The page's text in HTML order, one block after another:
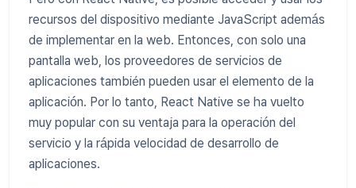
recursos del dispositivo mediante JavaScript además
de implementar en la web. Entonces, con solo una
pantalla web, los proveedores de servicios de
aplicaciones también pueden usar el elemento de la
aplicación. Por lo tanto, React Native se ha vuelto
muy popular con su ventaja para la operación del
servicio y la rápida velocidad de desarrollo de
aplicaciones.